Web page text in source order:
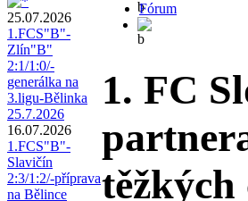
25.07.2026
1.FCS"B"-
Zlín"B"
2:1/1:0/-
generálka na
3.ligu-Bělinka
25.7.2026
16.07.2026
1.FCS"B"-
Slavičín
2:3/1:2/-příprava
na Bělince
Fórum
1. FC
těžkých